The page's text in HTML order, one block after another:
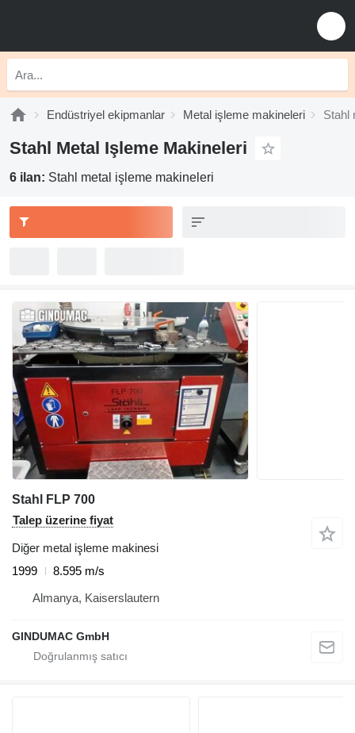
Endüstriyel ekipmanlar Metal işleme makineleri Stahl
Stahl Metal Işleme Makineleri
6 ilan: Stahl metal işleme makineleri
Stahl FLP 700
Talep üzerine fiyat
Diğer metal işleme makinesi
1999
8.595 m/s
Almanya, Kaiserslautern
GINDUMAC GmbH